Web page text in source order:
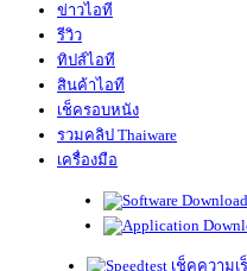
ข่าวไอที
รีวิว
ทิปส์ไอที
สินค้าไอที
เช็ครอบหนัง
รวมคลิป Thaiware
เครื่องมือ
เช็คความเ